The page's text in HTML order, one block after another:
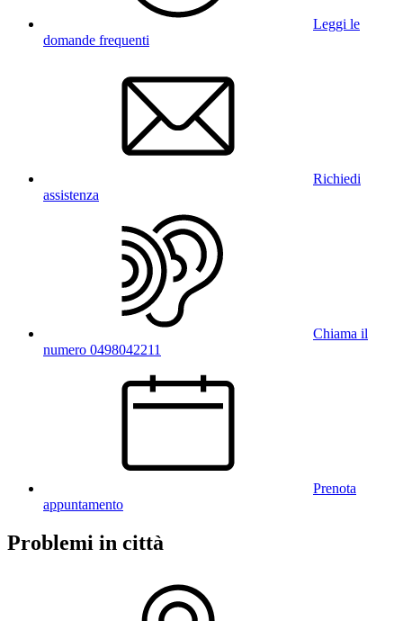
Leggi le
domande frequenti
Richiedi
assistenza
Chiama il
numero 0498042211
Prenota
appuntamento
Problemi in città